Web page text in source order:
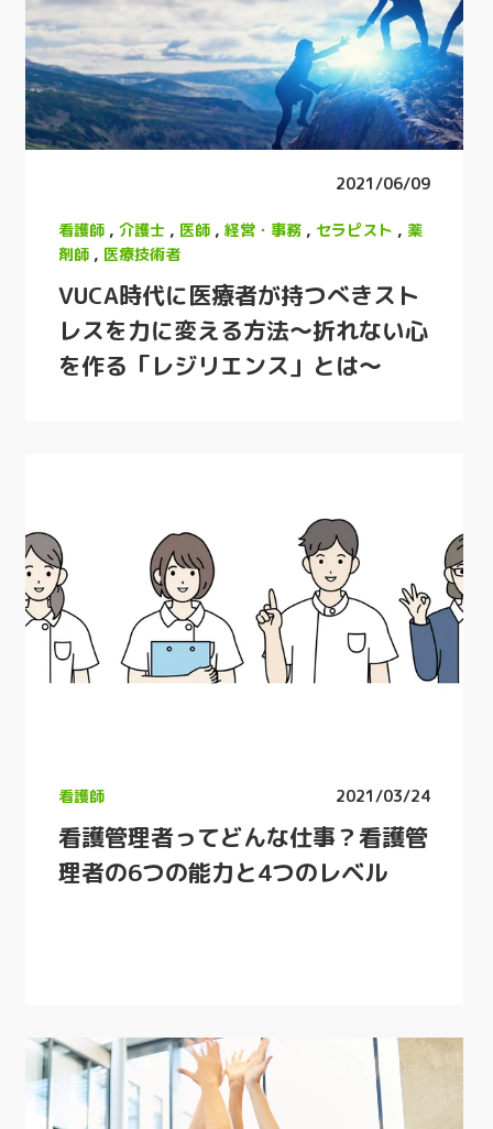
2021/06/09
看護師 , 介護士 , 医師 , 経営・事務 , セラピスト , 薬
剤師 , 医療技術者
VUCA時代に医療者が持つべきスト
レスを力に変える方法～折れない心
を作る「レジリエンス」とは～
2021/03/24
看護師
看護管理者ってどんな仕事？看護管
理者の6つの能力と4つのレベル